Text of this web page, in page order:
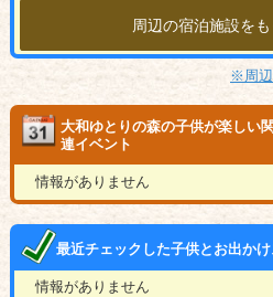
周辺の宿泊施設を
※周辺
大和ゆとりの森の子供が楽しい関
連イベント
情報がありません
最近チェックした子供とお出かけ
情報がありません